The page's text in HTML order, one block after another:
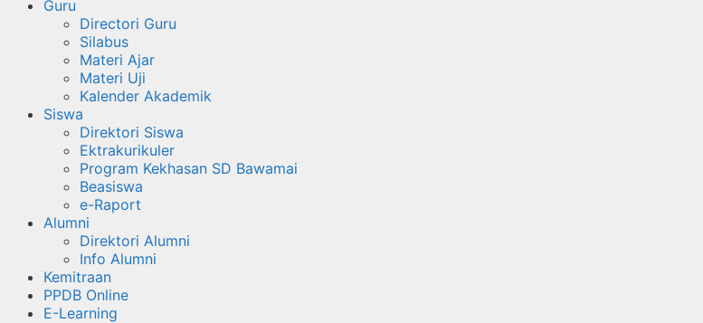
Guru
Directori Guru
Silabus
Materi Ajar
Materi Uji
Kalender Akademik
Siswa
Direktori Siswa
Ektrakurikuler
Program Kekhasan SD Bawamai
Beasiswa
e-Raport
Alumni
Direktori Alumni
Info Alumni
Kemitraan
PPDB Online
E-Learning